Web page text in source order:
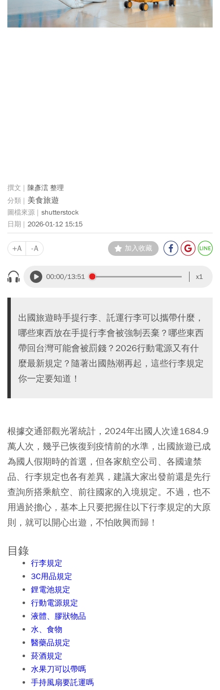
陳彥澐 整理
美食旅遊
shutterstock
2026-01-12 15:15
+A -A 加入收藏
00:00/13:51 x1
出國旅遊時手提行李、託運行李可以攜帶什麼，
哪些東西放在手提行李會被強制丟棄？哪些東西
帶回台灣可能會被罰錢？2026行動電源又有什
麼最新規定？隨著出國熱潮再起，這些行李規定
你一定要知道！
根據交通部觀光署統計，2024年出國人次達1684.9
萬人次，幾乎已恢復到疫情前的水準，出國旅遊已成
為國人假期時的首選，但各家航空公司、各國違禁
品、行李規定也各有差異，建議大家出發前還是先行
查詢所搭乘航空、前往國家的入境規定。不過，也不
用過於擔心，基本上只要把握住以下行李規定的大原
則，就可以開心出遊，不怕敗興而歸！
目錄
行李規定
3C用品規定
鋰電池規定
行動電源規定
液體、膠狀物品
水、食物
醫藥品規定
菸酒規定
水果刀可以帶嗎
手持風扇要託運嗎